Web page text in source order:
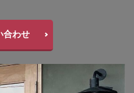
合わせ
エア ライト
OnlyOne ルート
真鍮製ポーチライト